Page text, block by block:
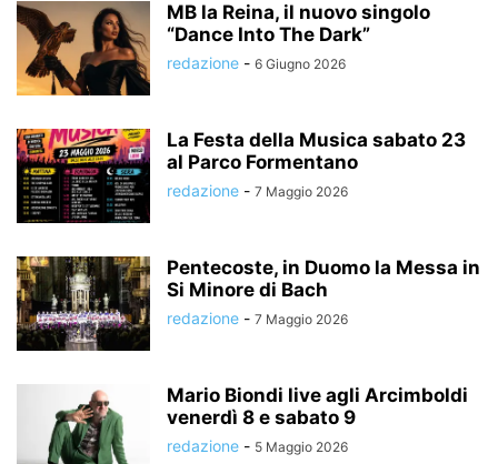
MB la Reina, il nuovo singolo
“Dance Into The Dark”
redazione - 6 Giugno 2026
La Festa della Musica sabato 23
al Parco Formentano
redazione - 7 Maggio 2026
Pentecoste, in Duomo la Messa in
Si Minore di Bach
redazione - 7 Maggio 2026
Mario Biondi live agli Arcimboldi
venerdì 8 e sabato 9
redazione - 5 Maggio 2026